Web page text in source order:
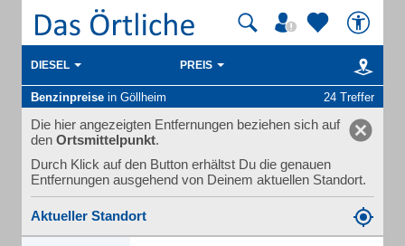
DIESEL PREIS
Benzinpreise in Göllheim 24 Treffer
Die hier angezeigten Entfernungen beziehen sich auf
den Ortsmittelpunkt.
Durch Klick auf den Button erhältst Du die genauen
Entfernungen ausgehend von Deinem aktuellen Standort.
Aktueller Standort